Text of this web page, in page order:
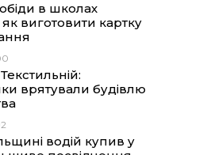
в школах
виготовити картку
врятували будівлю
водій купив у